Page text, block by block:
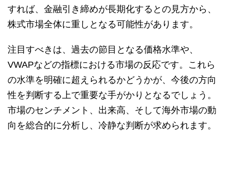
すれば、金融引き締めが長期化するとの見方から、
株式市場全体に重しとなる可能性があります。
注目すべきは、過去の節目となる価格水準や、
VWAPなどの指標における市場の反応です。これら
の水準を明確に超えられるかどうかが、今後の方向
性を判断する上で重要な手がかりとなるでしょう。
市場のセンチメント、出来高、そして海外市場の動
向を総合的に分析し、冷静な判断が求められます。